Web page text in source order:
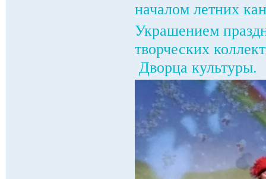
началом летних
Украшением
творческих
Дворца культуры.